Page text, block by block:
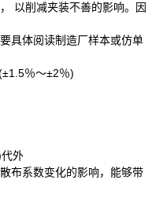
以削减夹装不善的影响。因
具体阅读制造厂样本或仿单
％～±2％)
外
布系数变化的影响，能够带